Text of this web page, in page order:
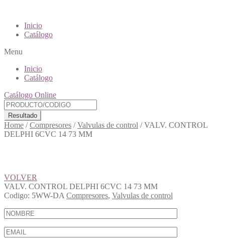
Inicio
Catálogo
Menu
Inicio
Catálogo
Catálogo Online
Resultado
Home /Compresores /Valvulas de control /VALV. CONTROL
DELPHI 6CVC 14 73 MM
VOLVER
VALV. CONTROL DELPHI 6CVC 14 73 MM
Codigo: 5WW-DA Compresores, Valvulas de control